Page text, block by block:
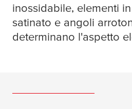
inossidabile, elementi
satinato e angoli
determinano l'aspetto